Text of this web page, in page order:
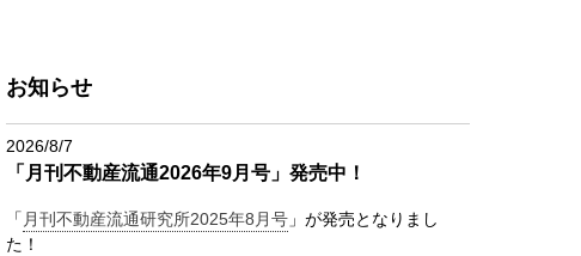
お知らせ
2026/8/7
「月刊不動産流通2026年9月号」発売中！
「 月刊不動産流通研究所2025年8月号 」が発売となりまし
た！